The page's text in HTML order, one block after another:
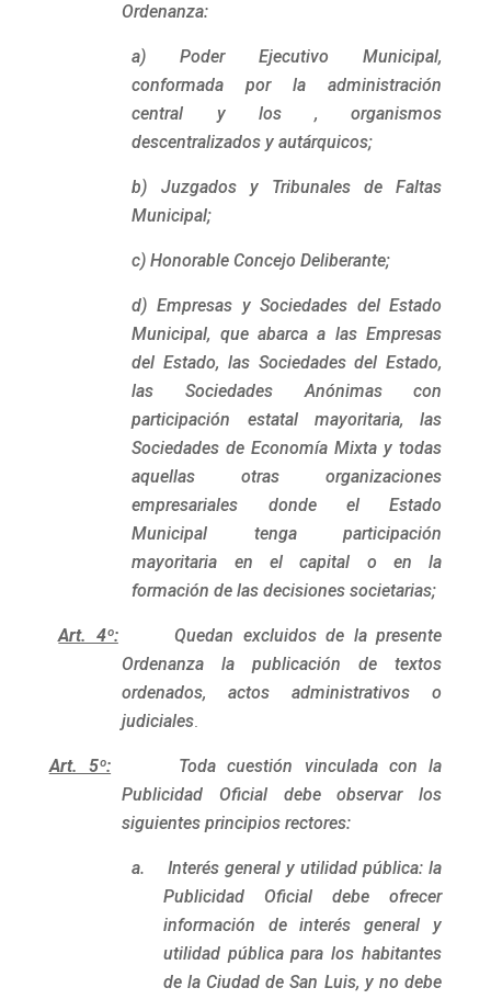
Ordenanza:
a) Poder Ejecutivo Municipal,
conformada por la administración
central y los , organismos
descentralizados y autárquicos;
b) Juzgados y Tribunales de Faltas
Municipal;
c) Honorable Concejo Deliberante;
d) Empresas y Sociedades del Estado
Municipal, que abarca a las Empresas
del Estado, las Sociedades del Estado,
las Sociedades Anónimas con
participación estatal mayoritaria, las
Sociedades de Economía Mixta y todas
aquellas otras organizaciones
empresariales donde el Estado
Municipal tenga participación
mayoritaria en el capital o en la
formación de las decisiones societarias;
Art. 4º:
Quedan excluidos de la presente
Ordenanza la publicación de textos
ordenados, actos administrativos o
judiciales.
Art. 5º:
Toda cuestión vinculada con la
Publicidad Oficial debe observar los
siguientes principios rectores:
a. Interés general y utilidad pública: la
Publicidad Oficial debe ofrecer
información de interés general y
utilidad pública para los habitantes
de la Ciudad de San Luis, y no debe